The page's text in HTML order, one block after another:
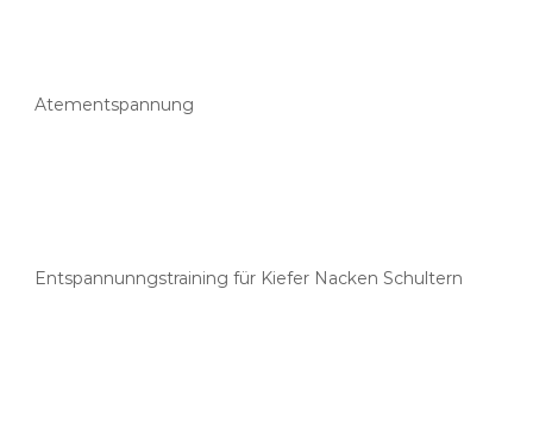
Atementspannung
Entspannunngstraining für Kiefer Nacken Schultern